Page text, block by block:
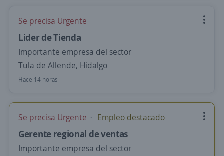
Se precisa Urgente
Lider de Tienda
Importante empresa del sector
Tula de Allende, Hidalgo
Hace 14 horas
Se precisa Urgente Empleo destacado
Gerente regional de ventas
Importante empresa del sector